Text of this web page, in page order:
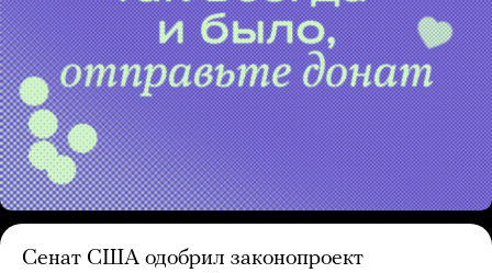
Сенат США одобрил законопроект